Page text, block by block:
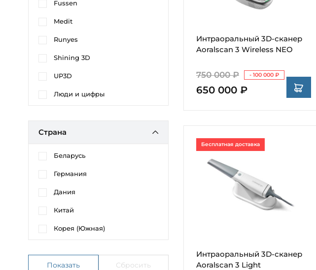
Fussen
Medit
Runyes
Shining 3D
UP3D
Люди и цифры
Страна
Беларусь
Германия
Дания
Китай
Корея (Южная)
Интраоральный 3D-сканер
Aoralscan 3 Wireless NEO
750 000 ₽ - 100 000 ₽
650 000 ₽
Интраоральный 3D-сканер
Aoralscan 3 Light
Бесплатная доставка